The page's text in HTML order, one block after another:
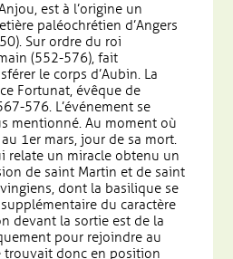
est à l’origine un
paléochrétien d’Angers
Sur ordre du roi
(552-576), fait
le corps d’Aubin. La
Fortunat, évêque de
576. L’événement se
mentionné. Au moment où
1er mars, jour de sa mort.
relate un miracle obtenu un
de saint Martin et de saint
dont la basilique se
du caractère
devant la sortie est de la
pour rejoindre au
trouvait donc en position